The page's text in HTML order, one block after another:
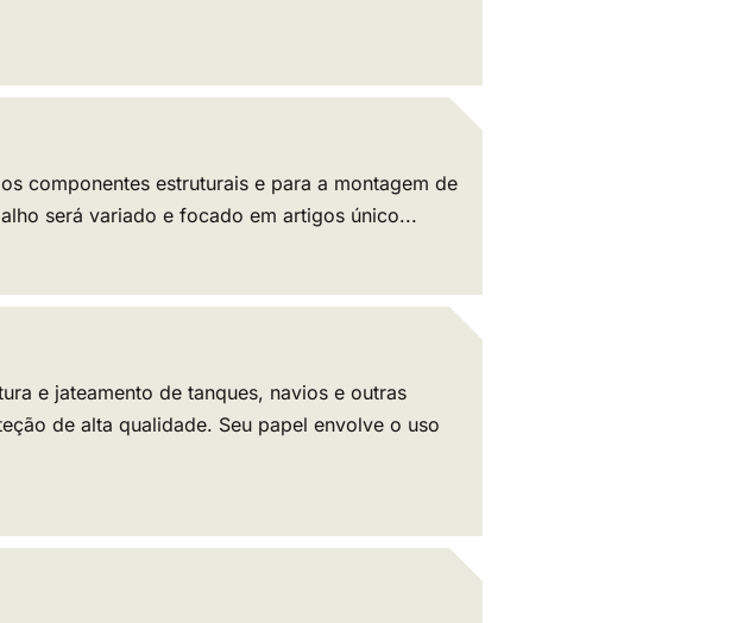
componentes estruturais e para a montagem de
será variado e focado em artigos único...
e jateamento de tanques, navios e outras
de alta qualidade. Seu papel envolve o uso